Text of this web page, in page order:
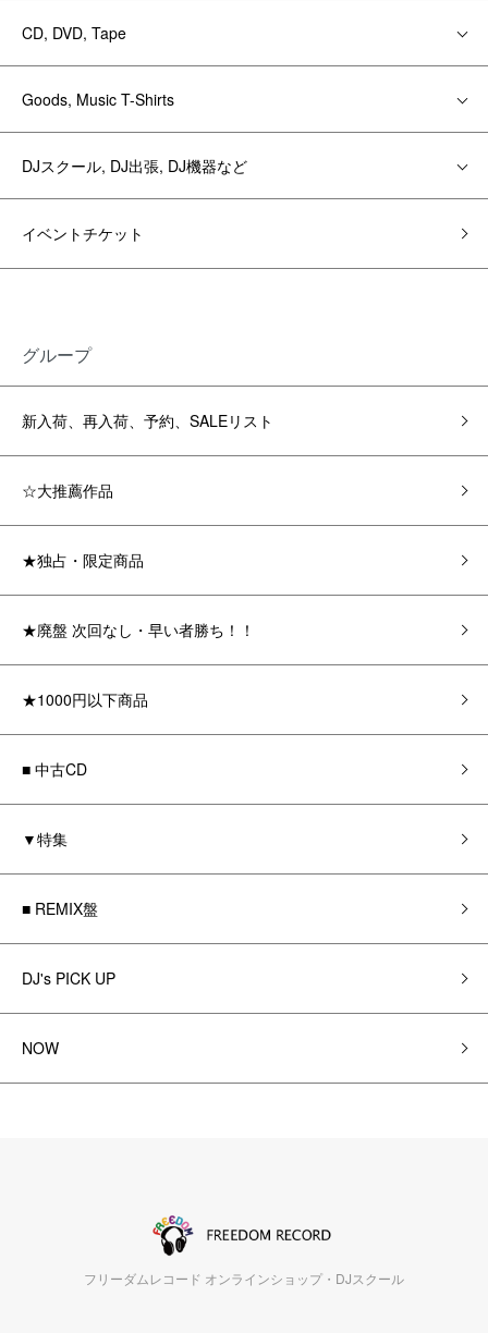
CD, DVD, Tape
Goods, Music T-Shirts
DJスクール, DJ出張, DJ機器など
イベントチケット
グループ
新入荷、再入荷、予約、SALEリスト
☆大推薦作品
★独占・限定商品
★廃盤 次回なし・早い者勝ち！！
★1000円以下商品
■ 中古CD
▼特集
■ REMIX盤
DJ's PICK UP
NOW
フリーダムレコード オンラインショップ・DJスクール